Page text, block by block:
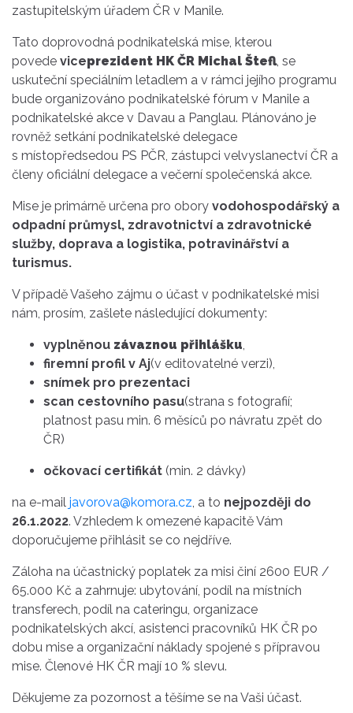
zastupitelským úřadem ČR v Manile.
Tato doprovodná podnikatelská mise, kterou
povede viceprezident HK ČR Michal Štefl, se
uskuteční speciálním letadlem a v rámci jejího programu
bude organizováno podnikatelské fórum v Manile a
podnikatelské akce v Davau a Panglau. Plánováno je
rovněž setkání podnikatelské delegace
s místopředsedou PS PČR, zástupci velvyslanectví ČR a
členy oficiální delegace a večerní společenská akce.
Mise je primárně určena pro obory vodohospodářský a
odpadní průmysl, zdravotnictví a zdravotnické
služby, doprava a logistika, potravinářství a
turismus.
V případě Vašeho zájmu o účast v podnikatelské misi
nám, prosím, zašlete následující dokumenty:
vyplněnou závaznou přihlášku,
firemní profil v Aj(v editovatelné verzi),
snímek pro prezentaci
scan cestovního pasu(strana s fotografií;
platnost pasu min. 6 měsíců po návratu zpět do
ČR)
očkovací certifikát (min. 2 dávky)
na e-mail javorova@komora.cz, a to nejpozději do
26.1.2022. Vzhledem k omezené kapacitě Vám
doporučujeme přihlásit se co nejdříve.
Záloha na účastnický poplatek za misi činí 2600 EUR /
65.000 Kč a zahrnuje: ubytování, podíl na místních
transferech, podíl na cateringu, organizace
podnikatelských akcí, asistenci pracovníků HK ČR po
dobu mise a organizační náklady spojené s přípravou
mise. Členové HK ČR mají 10 % slevu.
Děkujeme za pozornost a těšíme se na Vaši účast.